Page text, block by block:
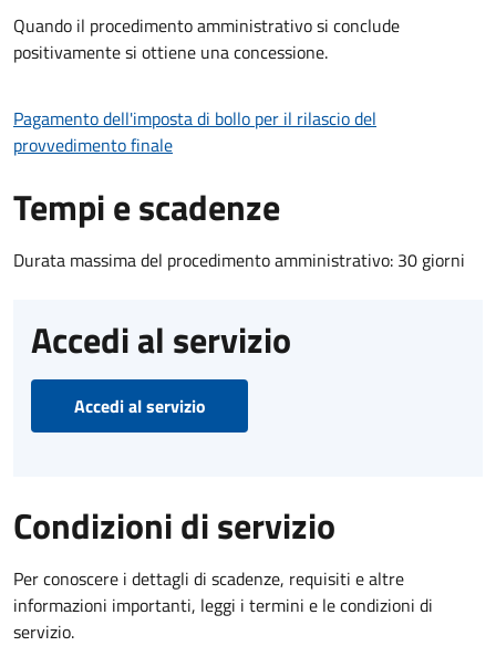
Quando il procedimento amministrativo si conclude
positivamente si ottiene una concessione.
Pagamento dell'imposta di bollo per il rilascio del
provvedimento finale
Tempi e scadenze
Durata massima del procedimento amministrativo: 30 giorni
Accedi al servizio
Accedi al servizio
Condizioni di servizio
Per conoscere i dettagli di scadenze, requisiti e altre
informazioni importanti, leggi i termini e le condizioni di
servizio.